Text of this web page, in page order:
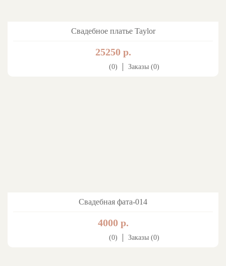
Свадебное платье Taylor
25250 р.
(0) Заказы (0)
Свадебная фата-014
4000 р.
(0) Заказы (0)